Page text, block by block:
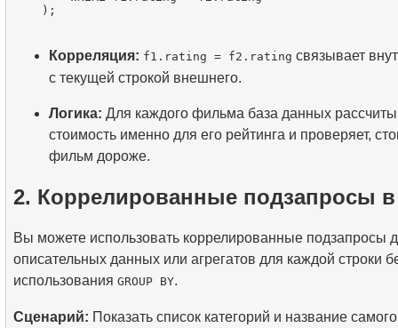
Корреляция: f1.rating = f2.rating связывает
с текущей строкой внешнего.
Логика: Для каждого фильма база данных
стоимость именно для его рейтинга и проверяет,
фильм дороже.
2. Коррелированные подзапросы в
Вы можете использовать коррелированные подзапросы
описательных данных или агрегатов для каждой строки
использования GROUP BY.
Сценарий: Показать список категорий и название